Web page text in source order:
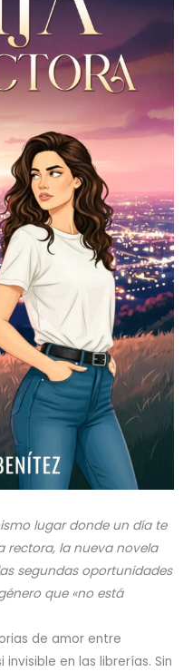
lugar donde un día te
rectora, la nueva novela
segundas oportunidades
que «no está
de amor entre
en las librerías. Sin